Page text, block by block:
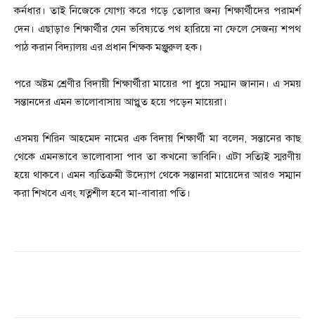
কর্নধার। তাই নিজেকে যোগ্য করে গড়ে তোলার জন্য শিক্ষার্থীদের পরামর্শ
দেন। এছাড়াও শিক্ষার্থীর যেন ভবিষ্যতে পথ হারিয়ে না ফেলে সেজন্য শপথ
পাঠ করান বিদ্যালয় এর প্রধান শিক্ষক মঞ্জুরুল হক।
পরে অষ্টম শ্রেণীর বিদায়ী শিক্ষার্থীরা মায়ের পা ধুয়ে সম্মান জানান। এ সময়
সন্তানদের এমন ভালোবাসায় আপ্লুত হয়ে পড়েন মায়েরা।
এসময় শিরিন আহমেদ নামের এক বিদায় শিক্ষার্থী মা বলেন, সন্তানের কাছ
থেকে এমনভাবে ভালোবাসা পাব তা কখনো ভাবিনি। এটা সত্যিই স্মরণীয়
হয়ে থাকবে। এমন ব্যতিক্রমী উদ্যোগ থেকে সন্তানরা মায়েদের আরও সম্মান
করা শিখবে এবং যত্নশীল হবে মা-বাবারা পতি।